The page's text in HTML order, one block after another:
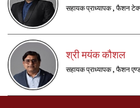
सहायक प्राध्यापक , फैशन
श्री मयंक कौशल
सहायक प्राध्यापक , फैशन